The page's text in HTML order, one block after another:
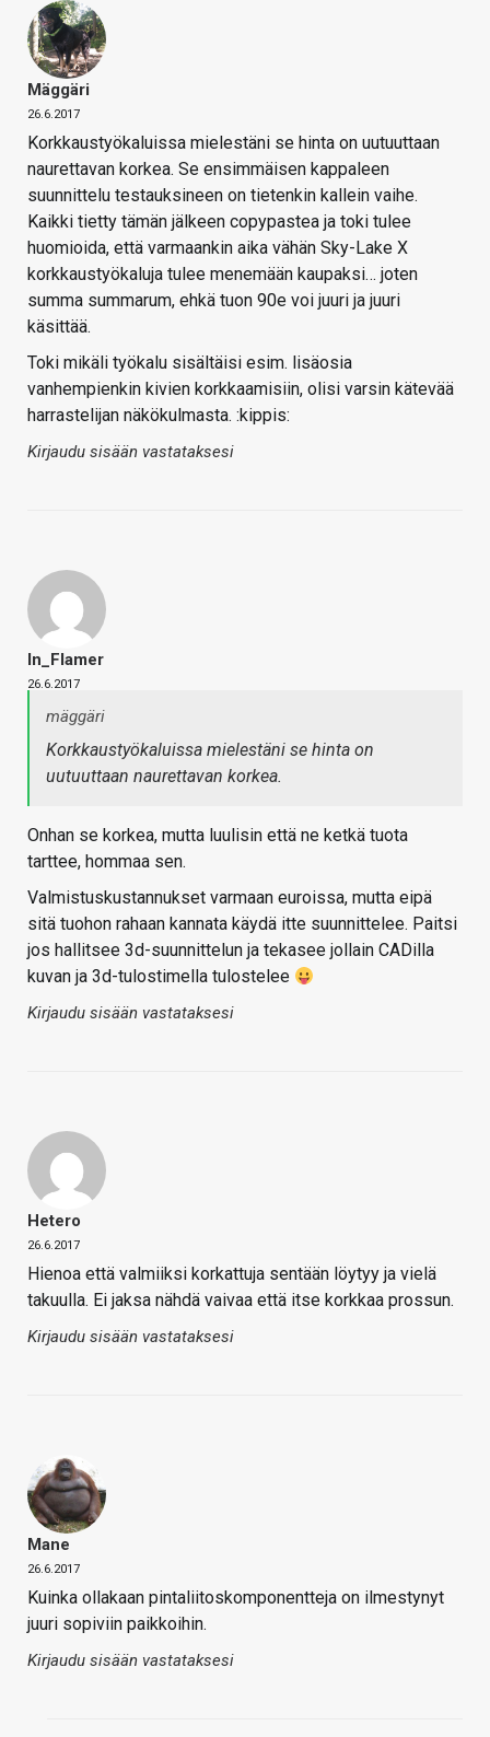
Mäggäri
26.6.2017
Korkkaustyökaluissa mielestäni se hinta on uutuuttaan
naurettavan korkea. Se ensimmäisen kappaleen
suunnittelu testauksineen on tietenkin kallein vaihe.
Kaikki tietty tämän jälkeen copypastea ja toki tulee
huomioida, että varmaankin aika vähän Sky-Lake X
korkkaustyökaluja tulee menemään kaupaksi… joten
summa summarum, ehkä tuon 90e voi juuri ja juuri
käsittää.
Toki mikäli työkalu sisältäisi esim. lisäosia
vanhempienkin kivien korkkaamisiin, olisi varsin kätevää
harrastelijan näkökulmasta. :kippis:
Kirjaudu sisään vastataksesi
In_Flamer
26.6.2017
mäggäri
Korkkaustyökaluissa mielestäni se hinta on
uutuuttaan naurettavan korkea.
Onhan se korkea, mutta luulisin että ne ketkä tuota
tarttee, hommaa sen.
Valmistuskustannukset varmaan euroissa, mutta eipä
sitä tuohon rahaan kannata käydä itte suunnittelee. Paitsi
jos hallitsee 3d-suunnittelun ja tekasee jollain CADilla
kuvan ja 3d-tulostimella tulostelee
Kirjaudu sisään vastataksesi
Hetero
26.6.2017
Hienoa että valmiiksi korkattuja sentään löytyy ja vielä
takuulla. Ei jaksa nähdä vaivaa että itse korkkaa prossun.
Kirjaudu sisään vastataksesi
Mane
26.6.2017
Kuinka ollakaan pintaliitoskomponentteja on ilmestynyt
juuri sopiviin paikkoihin.
Kirjaudu sisään vastataksesi